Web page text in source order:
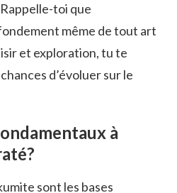
toi que
même de tout art
et exploration, tu te
d’évoluer sur le
à
sont les bases